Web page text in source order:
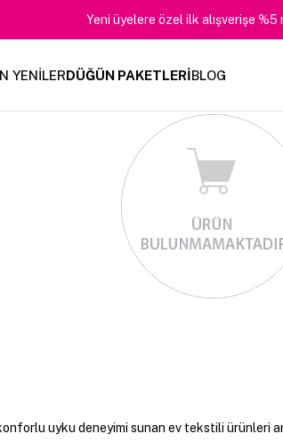
Yeni üyelere özel ilk alışverişe %5
YENİLERDÜĞÜN PAKETLERİBLOG
uyku deneyimi sunan ev tekstili ürünleri